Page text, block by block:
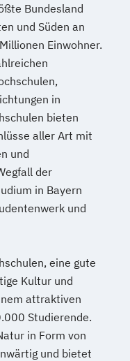
Bundesland
und Süden an
Einwohner.
in
bieten
aller Art mit
und
der
in Bayern
und
eine gute
Kultur und
attraktiven
Studierende.
in Form von
und bietet